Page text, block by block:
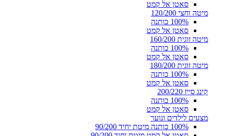
סאטן אל קמט
מיטה וחצי 120/200
100% כותנה
סאטן אל קמט
מיטה זוגית 160/200
100% כותנה
סאטן אל קמט
מיטה זוגית 180/200
100% כותנה
סאטן אל קמט
קינג סייז 200/220
100% כותנה
סאטן אל קמט
מצעים לילדים ונוער
100% כותנה מיטת יחיד 90/200